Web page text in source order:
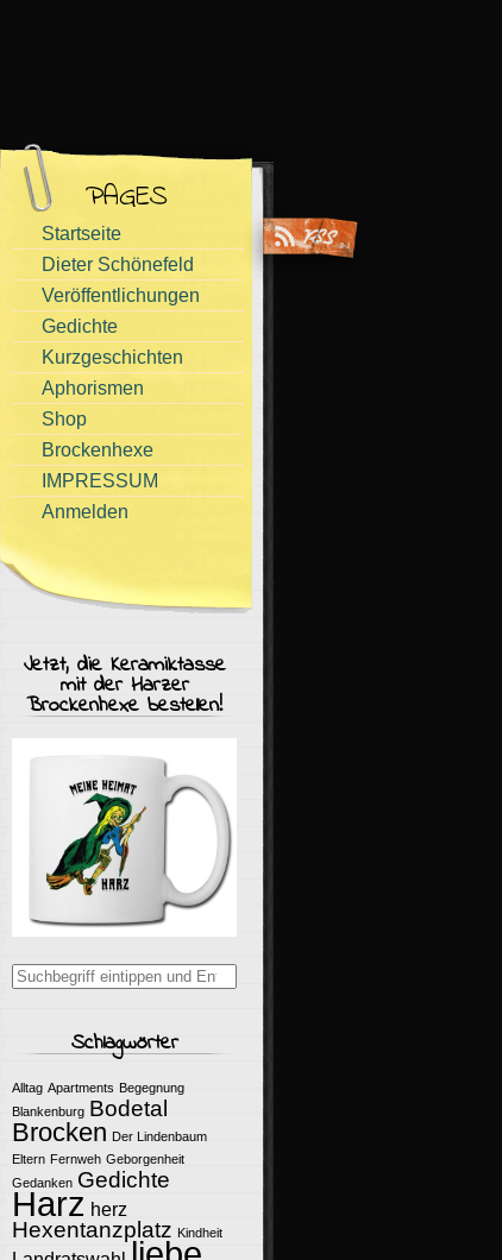
PAGES
Startseite
Dieter Schönefeld
Veröffentlichungen
Gedichte
Kurzgeschichten
Aphorismen
Shop
Brockenhexe
IMPRESSUM
Anmelden
Jetzt, die Keramiktasse
mit der Harzer
Brockenhexe bestellen!
Suchergebnisse
für:
Schlagwörter
Alltag Apartments Begegnung
Blankenburg Bodetal
Brocken Der Lindenbaum
Eltern Fernweh Geborgenheit
Gedanken Gedichte
Harz herz
Hexentanzplatz Kindheit